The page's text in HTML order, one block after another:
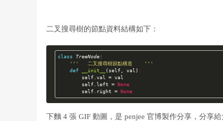
二叉搜尋樹的節點資料結構如下：
class TreeNode:
'''   二叉搜尋樹節點構造    '''
def
__init__ (self, val) :
        self.val = val
        self.left =
None
        self.right =
None
下麵 4 張 GIF 動圖，是 penjee 官博製作分享， 分享